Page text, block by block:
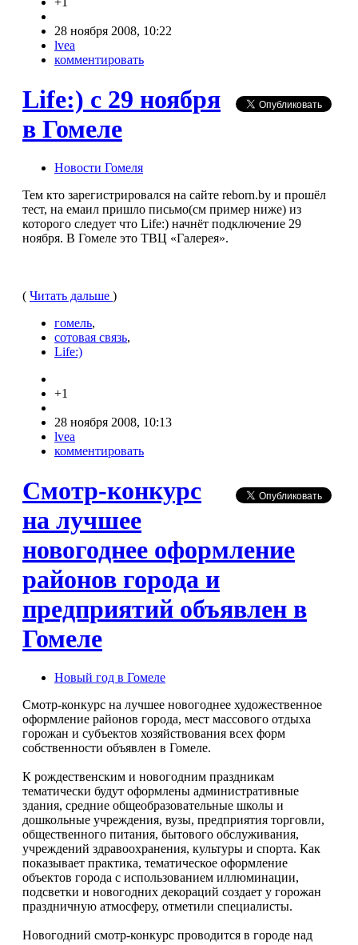
28 ноября 2008, 10:22
lvea
комментировать
Life:) с 29 ноября
в Гомеле
Новости Гомеля
Тем кто зарегистрировался на сайте reborn.by и прошёл
тест, на емаил пришло письмо(см пример ниже) из
которого следует что Life:) начнёт подключение 29
ноября. В Гомеле это ТВЦ «Галерея».
( Читать дальше )
гомель,
сотовая связь,
Life:)
+1
28 ноября 2008, 10:13
lvea
комментировать
Смотр-конкурс
на лучшее
новогоднее оформление
районов города и
предприятий объявлен в
Гомеле
Новый год в Гомеле
Смотр-конкурс на лучшее новогоднее художественное
оформление районов города, мест массового отдыха
горожан и субъектов хозяйствования всех форм
собственности объявлен в Гомеле.
К рождественским и новогодним праздникам
тематически будут оформлены административные
здания, средние общеобразовательные школы и
дошкольные учреждения, вузы, предприятия торговли,
общественного питания, бытового обслуживания,
учреждений здравоохранения, культуры и спорта. Как
показывает практика, тематическое оформление
объектов города с использованием иллюминации,
подсветки и новогодних декораций создает у горожан
праздничную атмосферу, отметили специалисты.
Новогодний смотр-конкурс проводится в городе над